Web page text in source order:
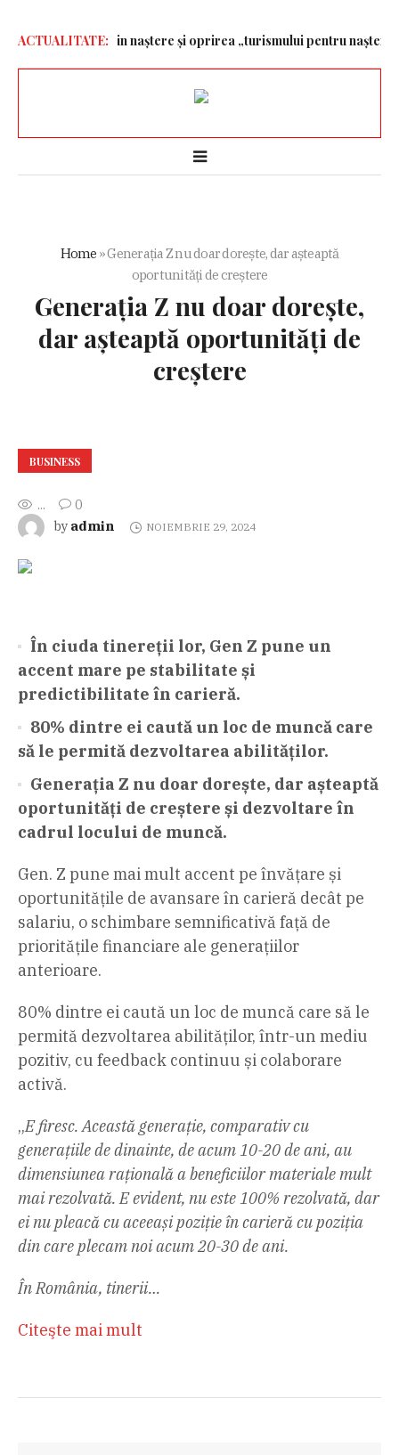
ACTUALITATE:
cetățeniei prin naștere și oprirea „turismului pentru naștere” –
Home »Generația Z nu doar dorește, dar așteaptă
oportunități de creștere
Generația Z nu doar dorește,
dar așteaptă oportunități de
creștere
BUSINESS
...
0
by admin NOIEMBRIE 29, 2024
În ciuda tinereții lor, Gen Z pune un
accent mare pe stabilitate și
predictibilitate în carieră.
80% dintre ei caută un loc de muncă care
să le permită dezvoltarea abilităților.
Generația Z nu doar dorește, dar așteaptă
oportunități de creștere și dezvoltare în
cadrul locului de muncă.
Gen. Z pune mai mult accent pe învățare și
oportunitățile de avansare în carieră decât pe
salariu, o schimbare semnificativă față de
prioritățile financiare ale generațiilor
anterioare.
80% dintre ei caută un loc de muncă care să le
permită dezvoltarea abilităților, într-un mediu
pozitiv, cu feedback continuu și colaborare
activă.
„E firesc. Această generație, comparativ cu
generațiile de dinainte, de acum 10-20 de ani, au
dimensiunea rațională a beneficiilor materiale mult
mai rezolvată. E evident, nu este 100% rezolvată, dar
ei nu pleacă cu aceeași poziție în carieră cu poziția
din care plecam noi acum 20-30 de ani.
În România, tinerii…
Citeşte mai mult